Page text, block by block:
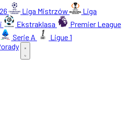
Liga Mistrzów
Liga
Ekstraklasa
Premier League
Serie A
Ligue 1